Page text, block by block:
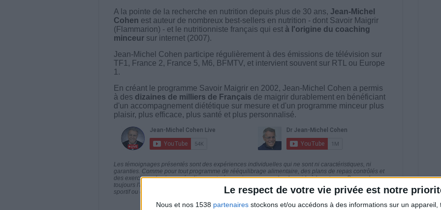
Le respect de votre vie privée est notre
Nous et nos 1538 partenaires stockons et/ou accédons à des informations sur un appareil,
A la pointe de la recherche en nutrition depuis plus de 30 ans, Jean-Michel
Cohen est auteur de nombreux best-sellers en nutrition - dont Savoir Maigrir
(Flammarion) - et le nutritionniste français qui est à l'origine du coaching
minceursur internet (2007).
Jean-Michel Cohen participe régulièrement à des émissions de télévision sur
TF1, France 2, France 5, M6, BFMTV, et intervient souvent sur RTL ou Europe
1.
En créant le programme Savoir Maigrir en 2002, Jean-Michel Cohen a permis
à des dizaines de milliers de Français de maigrir durablement en bénéficiant
d'un accompagnement diététique sur mesure et d'un programme minceur plus
plaisir, plus efficace, plus santé et plus personnalisé.
Les témoignages présentés sont des expériences individuelles qui ne sont ni caractéristiques, ni
garanties. Comme pour tout programme de rééquilibrage alimentaire, des plans de repas contrôlés et
des exercices physiques réguliers sont nécessaires pour perdre du poids à long terme. Demandez
toujours l'avis de votre médecin traitant avant d'entreprendre un régime amincissant, un programme
sportif ou de modifier vos habitudes nutritionnelles.